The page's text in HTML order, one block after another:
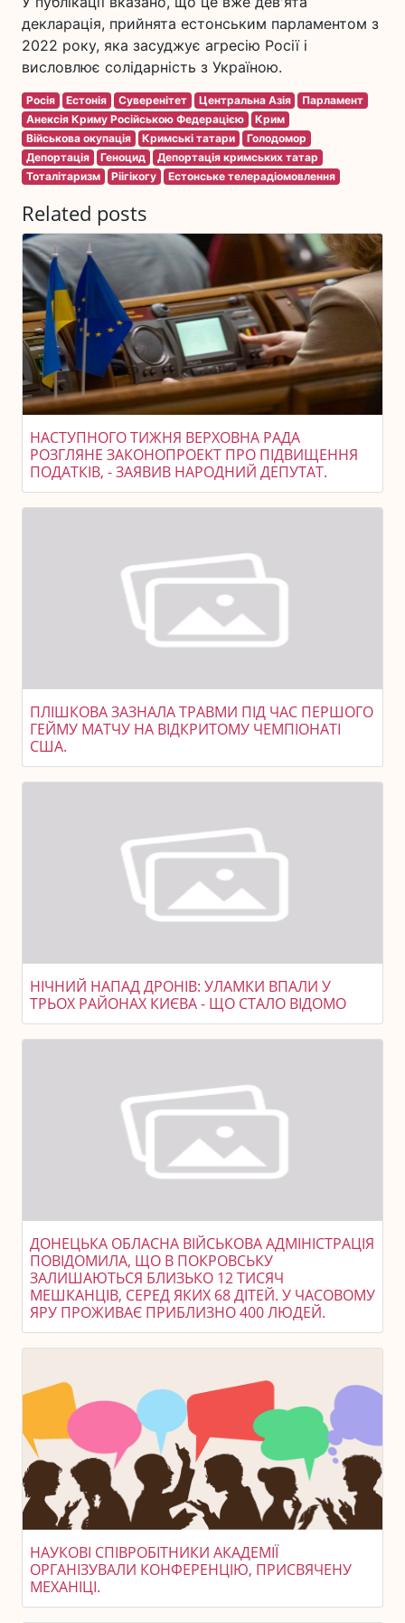
декларація, прийнята естонським парламентом з
2022 року, яка засуджує агресію Росії і
висловлює солідарність з Україною.
Росія Естонія Суверенітет Центральна Азія
Парламент
Анексія Криму Російською Федерацією
Крим
Військова окупація
Кримські татари
Голодомор
Депортація
Геноцид
Депортація кримських татар
Тоталітаризм
Ріігікогу Естонське телерадіомовлення
Related posts
НАСТУПНОГО ТИЖНЯ ВЕРХОВНА РАДА
РОЗГЛЯНЕ ЗАКОНОПРОЕКТ ПРО ПІДВИЩЕННЯ
ПОДАТКІВ, - ЗАЯВИВ НАРОДНИЙ ДЕПУТАТ.
ПЛІШКОВА ЗАЗНАЛА ТРАВМИ ПІД ЧАС ПЕРШОГО
ГЕЙМУ МАТЧУ НА ВІДКРИТОМУ ЧЕМПІОНАТІ
США.
НІЧНИЙ НАПАД ДРОНІВ: УЛАМКИ ВПАЛИ У
ТРЬОХ РАЙОНАХ КИЄВА - ЩО СТАЛО ВІДОМО
ДОНЕЦЬКА ОБЛАСНА ВІЙСЬКОВА АДМІНІСТРАЦІЯ
ПОВІДОМИЛА, ЩО В ПОКРОВСЬКУ
ЗАЛИШАЮТЬСЯ БЛИЗЬКО 12 ТИСЯЧ
МЕШКАНЦІВ, СЕРЕД ЯКИХ 68 ДІТЕЙ. У ЧАСОВОМУ
ЯРУ ПРОЖИВАЄ ПРИБЛИЗНО 400 ЛЮДЕЙ.
НАУКОВІ СПІВРОБІТНИКИ АКАДЕМІЇ
ОРГАНІЗУВАЛИ КОНФЕРЕНЦІЮ, ПРИСВЯЧЕНУ
МЕХАНІЦІ.